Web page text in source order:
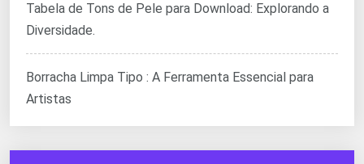
Tabela de Tons de Pele para Download: Explorando a
Diversidade.
Borracha Limpa Tipo : A Ferramenta Essencial para
Artistas